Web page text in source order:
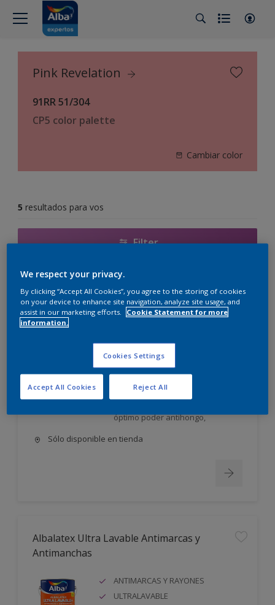
Pink Revelation
91RR 51/304
CP5 color palette
Cambiar color
5 resultados para vos
Filter
Albalatex Extra Mate
Látex interior mate. Su exclusiva
mercado, utiliza la tecnología más
moderna en desarrollo y
elaboración de pinturas;
permite obtener un producto: Con
excelente poder cubriente,
óptimo poder antihongo,
Sólo disponible en tienda
Albalatex Ultra Lavable Antimarcas y
Antimanchas
ANTIMARCAS Y RAYONES
ULTRALAVABLE
We respect your privacy.
By clicking “Accept All Cookies”, you agree to the storing of cookies
on your device to enhance site navigation, analyze site usage, and
assist in our marketing efforts. Cookie Statement for more
information.
Cookies Settings
Reject All
Accept All Cookies